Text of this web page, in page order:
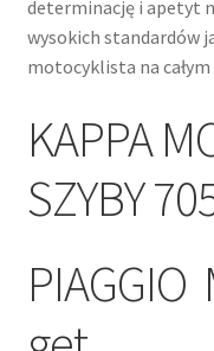
determinację i apetyt
wysokich standardów
motocyklista na całym
KAPPA
SZYBY